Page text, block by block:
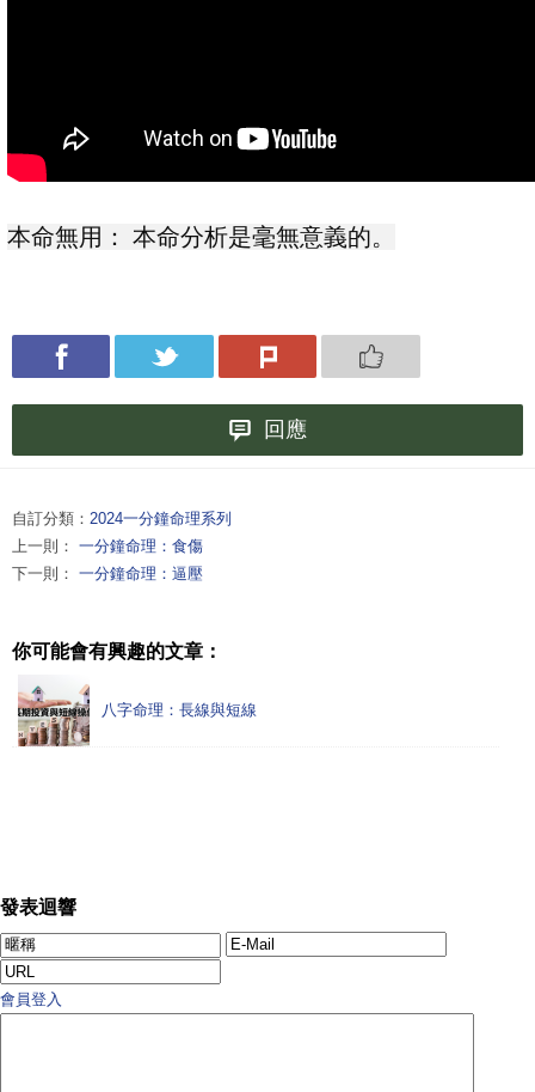
本命無用： 本命分析是毫無意義的。
回應
自訂分類： 2024一分鐘命理系列
上一則： 一分鐘命理：食傷
下一則： 一分鐘命理：逼壓
你可能會有興趣的文章：
八字命理：長線與短線
發表迴響
會員登入